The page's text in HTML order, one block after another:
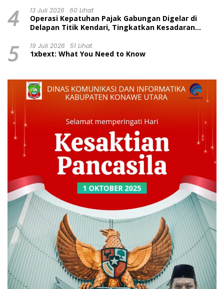
Dinilai Prematur
4 13 Juli 2026 60 Lihat
Operasi Kepatuhan Pajak Gabungan Digelar di
Delapan Titik Kendari, Tingkatkan Kesadaran
5 19 Juli 2026 51 Lihat
1xbext: What You Need to Know